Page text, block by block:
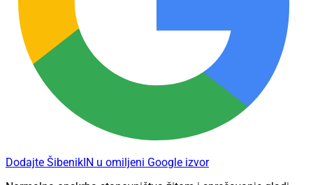
Dodajte ŠibenikIN u omiljeni Google izvor